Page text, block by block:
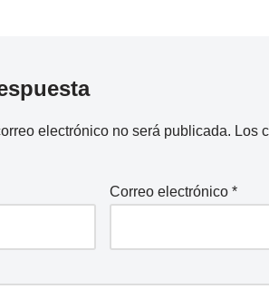
electrónico no será publicada. Los
Correo electrónico*